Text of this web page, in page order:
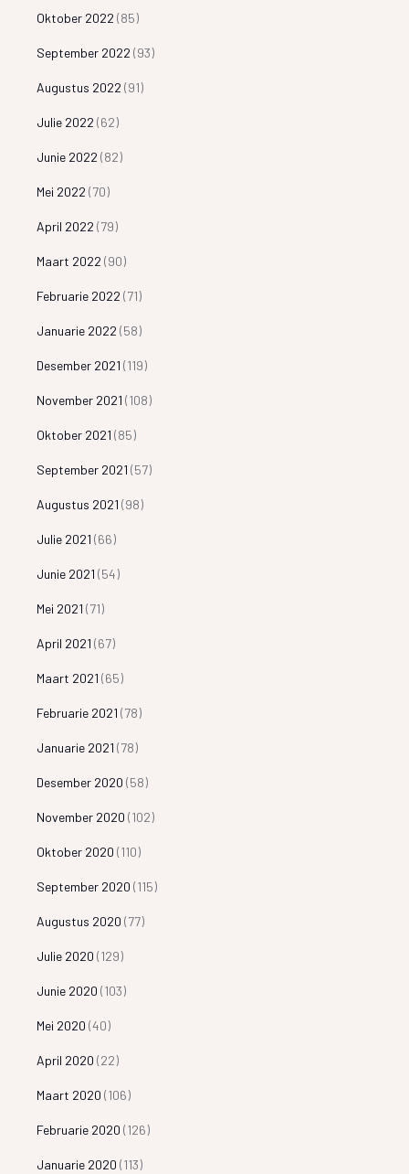
Oktober 2022 (85)
September 2022 (93)
Augustus 2022 (91)
Julie 2022 (62)
Junie 2022 (82)
Mei 2022 (70)
April 2022 (79)
Maart 2022 (90)
Februarie 2022 (71)
Januarie 2022 (58)
Desember 2021 (119)
November 2021 (108)
Oktober 2021 (85)
September 2021 (57)
Augustus 2021 (98)
Julie 2021 (66)
Junie 2021 (54)
Mei 2021 (71)
April 2021 (67)
Maart 2021 (65)
Februarie 2021 (78)
Januarie 2021 (78)
Desember 2020 (58)
November 2020 (102)
Oktober 2020 (110)
September 2020 (115)
Augustus 2020 (77)
Julie 2020 (129)
Junie 2020 (103)
Mei 2020 (40)
April 2020 (22)
Maart 2020 (106)
Februarie 2020 (126)
Januarie 2020 (113)